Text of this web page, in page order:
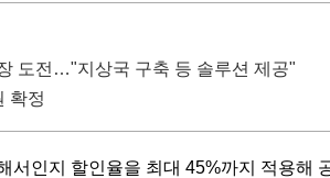
도전…"지상국 구축 등 솔루션 제공"
확정
서인지 할인율을 최대 45%까지 적용해